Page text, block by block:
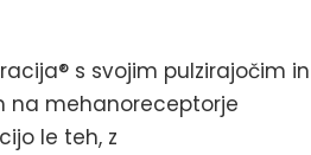
s svojim pulzirajočim in
na mehanoreceptorje
le teh, z